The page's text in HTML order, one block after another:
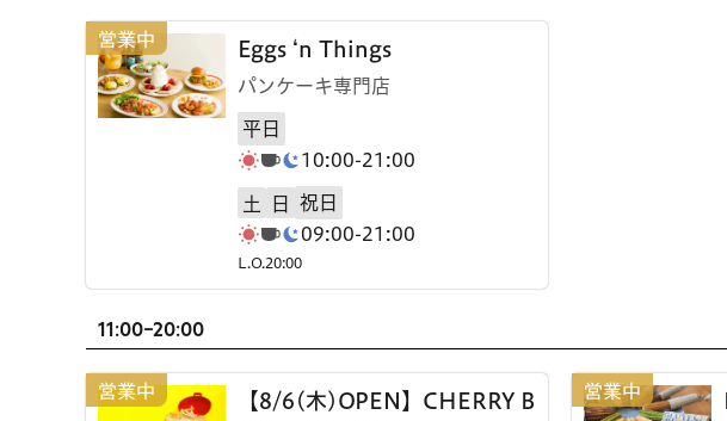
Eggs ‘n Things
パンケーキ専門店
平日
10:00-21:00
土 日
祝日
09:00-21:00
L.O.20:00
11:00-20:00
【8/6(木)OPEN】CHERRY B